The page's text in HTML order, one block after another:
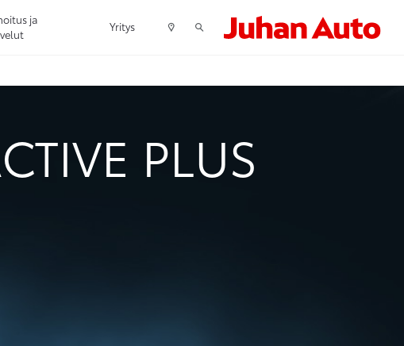
ja
Yritys
PLUS